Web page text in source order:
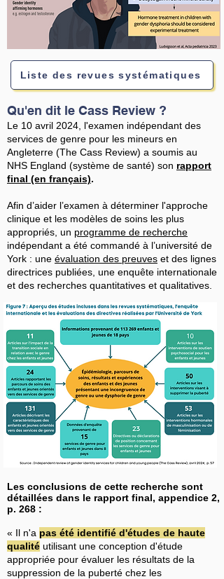
Liste des revues systématiques
Qu'en dit le Cass Review ?
Le 10 avril 2024, l'examen indépendant des
services de genre pour les mineurs en
Angleterre (The Cass Review) a soumis au
NHS England (système de santé) son rapport
final (en français).
Afin d’aider l’examen à déterminer l'approche
clinique et les modèles de soins les plus
appropriés, un programme de recherche
indépendant a été commandé à l’université de
York : une évaluation des preuves et des lignes
directrices publiées, une enquête internationale
et des recherches quantitatives et qualitatives.
Les conclusions de cette recherche sont
détaillées dans le rapport final, appendice 2,
p. 268 :
« Il n'a pas été identifié d'études de haute
qualité utilisant une conception d'étude
appropriée pour évaluer les résultats de la
suppression de la puberté chez les